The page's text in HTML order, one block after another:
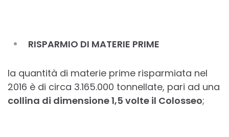
RISPARMIO DI MATERIE PRIME
la quantità di materie prime risparmiata nel
2016 è di circa 3.165.000 tonnellate, pari ad una
collina di dimensione 1,5 volte il Colosseo;